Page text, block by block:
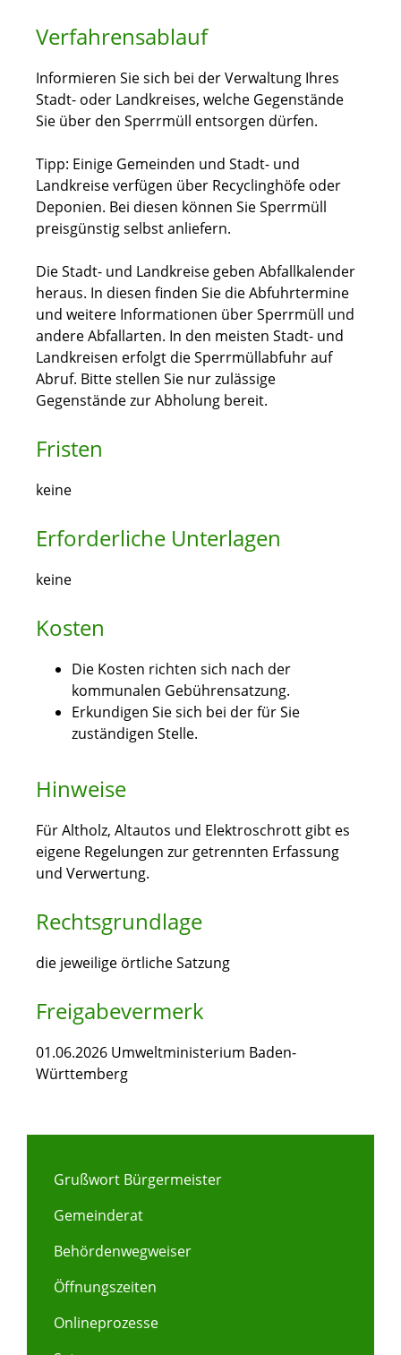
Verfahrensablauf
Informieren Sie sich bei der Verwaltung Ihres
Stadt- oder Landkreises, welche Gegenstände
Sie über den Sperrmüll entsorgen dürfen.
Tipp: Einige Gemeinden und Stadt- und
Landkreise verfügen über Recyclinghöfe oder
Deponien. Bei diesen können Sie Sperrmüll
preisgünstig selbst anliefern.
Die Stadt- und Landkreise geben Abfallkalender
heraus. In diesen finden Sie die Abfuhrtermine
und weitere Informationen über Sperrmüll und
andere Abfallarten. In den meisten Stadt- und
Landkreisen erfolgt die Sperrmüllabfuhr auf
Abruf. Bittestellen Sie nur zulässige
Gegenstände zur Abholung bereit.
Fristen
keine
Erforderliche Unterlagen
keine
Kosten
Die Kosten richten sich nach der
kommunalen Gebührensatzung.
Erkundigen Sie sich bei der für Sie
zuständigen Stelle.
Hinweise
Für Altholz, Altautos und Elektroschrott gibt es
eigene Regelungen zur getrennten Erfassung
und Verwertung.
Rechtsgrundlage
die jeweilige örtliche Satzung
Freigabevermerk
01.06.2026 Umweltministerium Baden-
Württemberg
Grußwort Bürgermeister
Gemeinderat
Behördenwegweiser
Öffnungszeiten
Onlineprozesse